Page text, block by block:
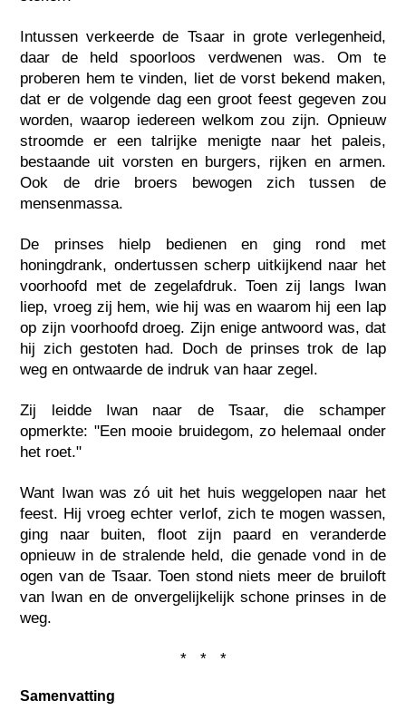
Intussen verkeerde de Tsaar in grote verlegenheid,
daar de held spoorloos verdwenen was. Om te
proberen hem te vinden, liet de vorst bekend maken,
dat er de volgende dag een groot feest gegeven zou
worden, waarop iedereen welkom zou zijn. Opnieuw
stroomde er een talrijke menigte naar het paleis,
bestaande uit vorsten en burgers, rijken en armen.
Ook de drie broers bewogen zich tussen de
mensenmassa.
De prinses hielp bedienen en ging rond met
honingdrank, ondertussen scherp uitkijkend naar het
voorhoofd met de zegelafdruk. Toen zij langs Iwan
liep, vroeg zij hem, wie hij was en waarom hij een lap
op zijn voorhoofd droeg. Zijn enige antwoord was, dat
hij zich gestoten had. Doch de prinses trok de lap
weg en ontwaarde de indruk van haar zegel.
Zij leidde Iwan naar de Tsaar, die schamper
opmerkte: "Een mooie bruidegom, zo helemaal onder
het roet."
Want Iwan was zó uit het huis weggelopen naar het
feest. Hij vroeg echter verlof, zich te mogen wassen,
ging naar buiten, floot zijn paard en veranderde
opnieuw in de stralende held, die genade vond in de
ogen van de Tsaar. Toen stond niets meer de bruiloft
van Iwan en de onvergelijkelijk schone prinses in de
weg.
* * *
Samenvatting